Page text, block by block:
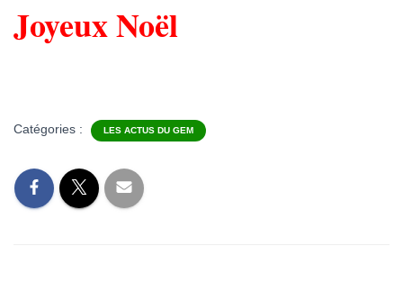
Joyeux Noël
Catégories : LES ACTUS DU GEM